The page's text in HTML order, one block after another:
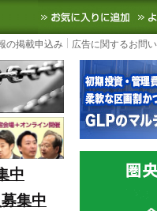
国内外の最新の物流ニ
の掲載申込み 広告に関するお問
中
集中